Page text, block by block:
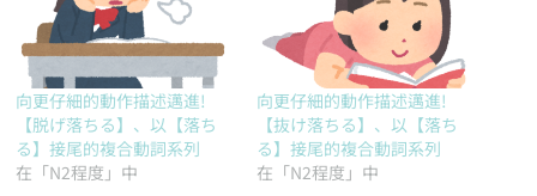
向更仔細的動作描述邁進!
【脱げ落ちる】、以【落ち
る】接尾的複合動詞系列
在「N2程度」中
向更仔細的動作描述邁進!
【抜け落ちる】、以【落ち
る】接尾的複合動詞系列
在「N2程度」中